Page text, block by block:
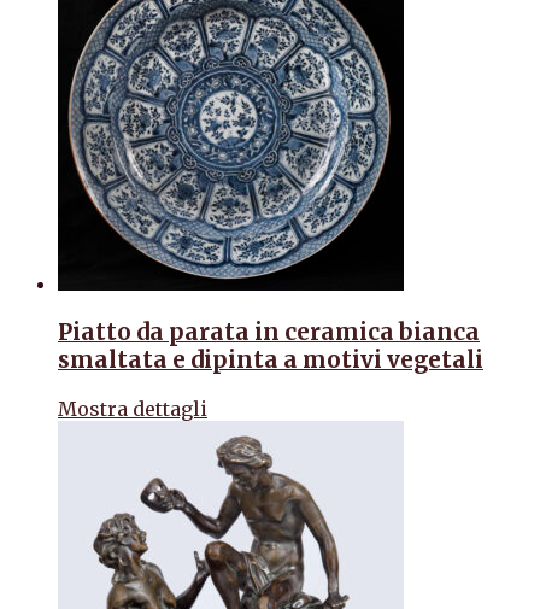
Piatto da parata in ceramica bianca
smaltata e dipinta a motivi vegetali
Mostra dettagli